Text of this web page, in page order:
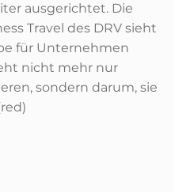
ausgerichtet. Die
Travel des DRV sieht
für Unternehmen
nicht mehr nur
sondern darum, sie